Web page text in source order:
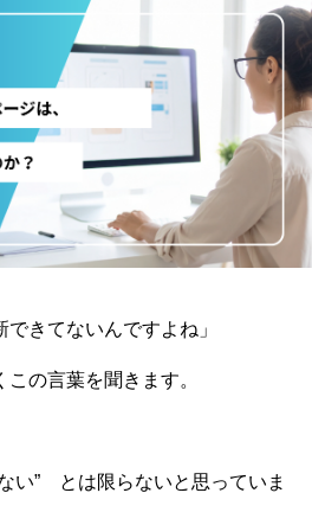
できてないんですよね」
の言葉を聞きます。
い” とは限らないと思っていま